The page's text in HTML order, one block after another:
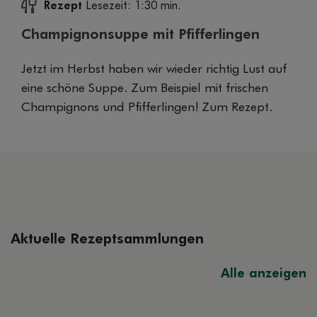
Rezept Lesezeit: 1:30 min.
Champignonsuppe mit Pfifferlingen
Jetzt im Herbst haben wir wieder richtig Lust auf
eine schöne Suppe. Zum Beispiel mit frischen
Champignons und Pfifferlingen! Zum Rezept.
Aktuelle Rezeptsammlungen
Alle anzeigen